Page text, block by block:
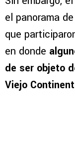
el panorama
que
en donde
de ser objeto
Viejo